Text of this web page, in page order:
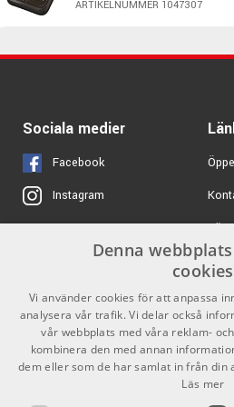
ARTIKELNUMMER 1047307
Sociala medier
Facebook
Instagram
X
Youtube
TikTok
Denna
cookies
Vi använder cookies för att anpassa
analysera vår trafik. Vi delar också
vår webbplats med våra reklam-
kombinera den med annan
dem eller som de har samlat in från din
Läs mer